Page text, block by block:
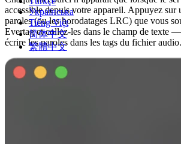
Українська
Tiếng Việt
简体中文
繁體中文
accessible depuis votre appareil. Appuyez sur
paroles (ou les horodatages LRC) que vous
Evertag et collez-les dans le champ de texte
écrire les paroles dans les tags du fichier audio.